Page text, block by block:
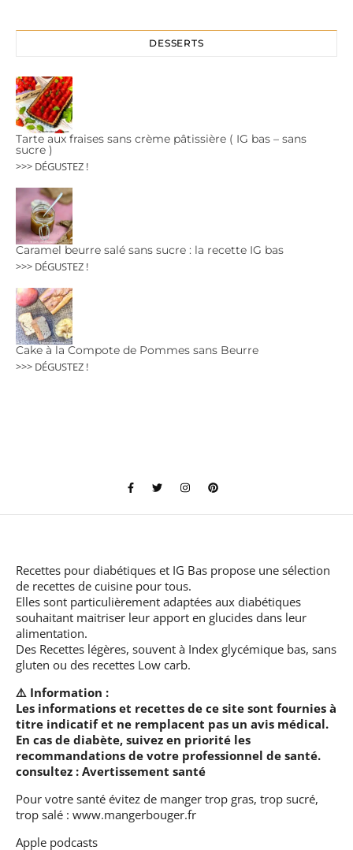
DESSERTS
Tarte aux fraises sans crème pâtissière ( IG bas – sans
sucre )
>>> DÉGUSTEZ !
Caramel beurre salé sans sucre : la recette IG bas
>>> DÉGUSTEZ !
Cake à la Compote de Pommes sans Beurre
>>> DÉGUSTEZ !
Recettes pour diabétiques et IG Bas propose une sélection
de recettes de cuisine pour tous.
Elles sont particulièrement adaptées aux diabétiques
souhaitant maitriser leur apport en glucides dans leur
alimentation.
Des Recettes légères, souvent à Index glycémique bas, sans
gluten ou des recettes Low carb.
⚠️ Information :
Les informations et recettes de ce site sont fournies à
titre indicatif et ne remplacent pas un avis médical.
En cas de diabète, suivez en priorité les
recommandations de votre professionnel de santé.
consultez : Avertissement santé
Pour votre santé évitez de manger trop gras, trop sucré,
trop salé : www.mangerbouger.fr
Apple podcasts